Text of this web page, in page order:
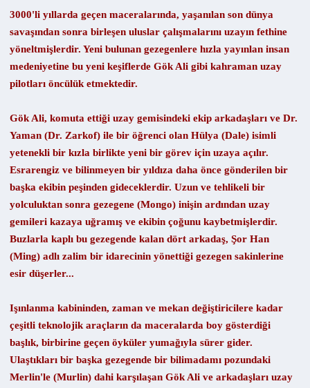
3000'li yıllarda geçen maceralarında, yaşanılan son dünya
savaşından sonra birleşen uluslar çalışmalarını uzayın fethine
yöneltmişlerdir. Yeni bulunan gezegenlere hızla yayınlan insan
medeniyetine bu yeni keşiflerde Gök Ali gibi kahraman uzay
pilotları öncülük etmektedir.
Gök Ali, komuta ettiği uzay gemisindeki ekip arkadaşları ve Dr.
Yaman (Dr. Zarkof) ile bir öğrenci olan Hülya (Dale) isimli
yetenekli bir kızla birlikte yeni bir görev için uzaya açılır.
Esrarengiz ve bilinmeyen bir yıldıza daha önce gönderilen bir
başka ekibin peşinden gideceklerdir. Uzun ve tehlikeli bir
yolculuktan sonra gezegene (Mongo) inişin ardından uzay
gemileri kazaya uğramış ve ekibin çoğunu kaybetmişlerdir.
Buzlarla kaplı bu gezegende kalan dört arkadaş, Şor Han
(Ming) adlı zalim bir idarecinin yönettiği gezegen sakinlerine
esir düşerler...
Işınlanma kabininden, zaman ve mekan değiştiricilere kadar
çeşitli teknolojik araçların da maceralarda boy gösterdiği
başlık, birbirine geçen öyküler yumağıyla sürer gider.
Ulaştıkları bir başka gezegende bir bilimadamı pozundaki
Merlin'le (Murlin) dahi karşılaşan Gök Ali ve arkadaşları uzay